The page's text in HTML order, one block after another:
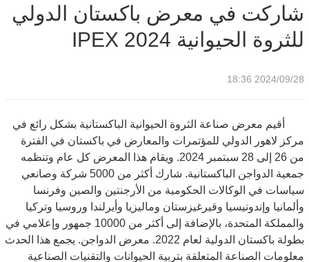
شاركت في معرض باكستان الدولي
للثروة الحيوانية 2024 IPEX
2024/09/28 18:36
أقيم معرض صناعة الثروة الحيوانية الباكستانية بشكل رائع في
مركز لاهور الدولي للمؤتمرات والمعارض في باكستان في الفترة
من 26 إلى 28 سبتمبر 2024. ويقام هذا المعرض كل عام وتنظمه
جمعية الدواجن الباكستانية. شارك أكثر من 5000 شركة وصانعي
سياسات في الوكالات الحكومية من الأرجنتين والصين وفرنسا
وألمانيا وإندونيسيا وقيرغيزستان وماليزيا وأيرلندا وروسيا وتركيا
والمملكة المتحدة، بالإضافة إلى أكثر من 10000 جمهور وإعلامي في
بطولة باكستان الدولية لعام 2022. معرض الدواجن. يجمع هذا الحدث
معلومات الصناعة المتعلقة بتربية الحيوانات والتقنيات الصناعية